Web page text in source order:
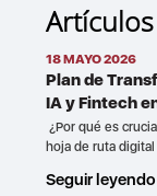
18 MAYO 2026
Plan de
IA y Fintech
¿Por qué es
hoja de ruta digital
Seguir leyendo